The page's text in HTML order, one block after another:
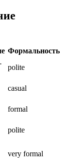
Формальность
polite
casual
formal
polite
very formal